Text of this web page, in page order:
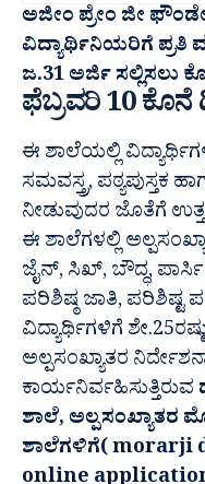
ಅಜೀಂ ಪ್ರೇಂ ಜೀ
ವಿದ್ಯಾರ್ಥಿನಿಯರಿಗೆ ಪ್ರತಿ
ಜ.31 ಅರ್ಜಿ ಸಲ್ಲಿಸಲು
ಫೆಬ್ರವರಿ 10
ಈ ಶಾಲೆಯಲ್ಲಿ
ಸಮವಸ್ತ್ರ, ಪಠ್ಯಪುಸ್ತಕ
ನೀಡುವುದರ ಜೊತೆಗೆ
ಈ ಶಾಲೆಗಳಲ್ಲಿ
ಜೈನ್, ಸಿಖ್, ಬೌದ್ಧ, ಪಾರ್ಸಿ
ಪರಿಶಿಷ್ಠ ಜಾತಿ, ಪರಿಶಿಷ್ಟ
ವಿದ್ಯಾರ್ಥಿಗಳಿಗೆ
ಅಲ್ಪಸಂಖ್ಯಾತರ
ಕಾರ್ಯನಿರ್ವಹಿಸುತ್ತಿರುವ
ಶಾಲೆ, ಅಲ್ಪಸಂಖ್ಯಾತರ
ಶಾಲೆಗಳಿಗೆ( morarji